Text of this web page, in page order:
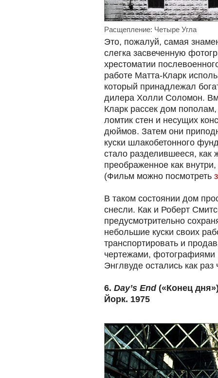
Расщепление: Четыре Угла
Это, пожалуй, самая
слегка засвеченную
хрестоматии
работе Матта-Кларк
который принадлежал
дилера Холли Соломон.
Кларк рассек дом
ломтик стен и несущих
дюймов. Затем они
куски шлакобетонного
стало разделившееся, как
преображенное как
(Фильм можно посмотреть
В таком состоянии дом
снесли. Как и Роберт
предусмотрительно
небольшие куски своих
транспортировать и
чертежами,
Энглвуде остались как
6. Day’s End(«Конец
Йорк. 1975